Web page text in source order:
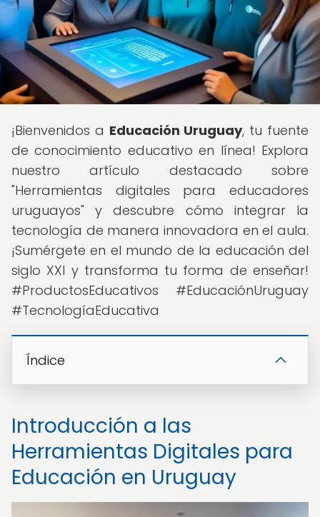
¡Bienvenidos a Educación Uruguay, tu fuente
de conocimiento educativo en línea! Explora
nuestro artículo destacado sobre
"Herramientas digitales para educadores
uruguayos" y descubre cómo integrar la
tecnología de manera innovadora en el aula.
¡Sumérgete en el mundo de la educación del
siglo XXI y transforma tu forma de enseñar!
#ProductosEducativos #EducaciónUruguay
#TecnologíaEducativa
Índice
Introducción a las
Herramientas Digitales para
Educación en Uruguay